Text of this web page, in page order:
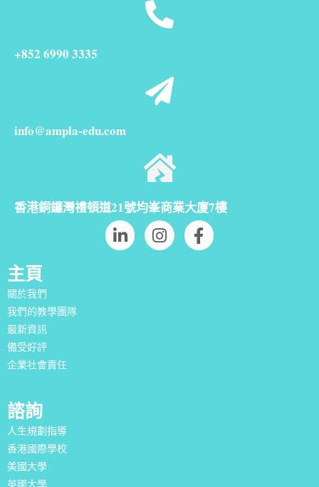
+852 6990 3335
info@ampla-edu.com
香港銅鑼灣禮頓道21號均峯商業大廈7樓
主頁
關於我們
我們的教學團隊
最新資訊
備受好評
企業社會責任
諮詢
人生規劃指導
香港國際學校
美國大學
英國大學